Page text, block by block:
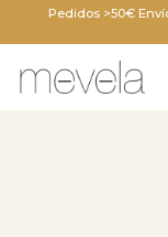
Pedidos >50€